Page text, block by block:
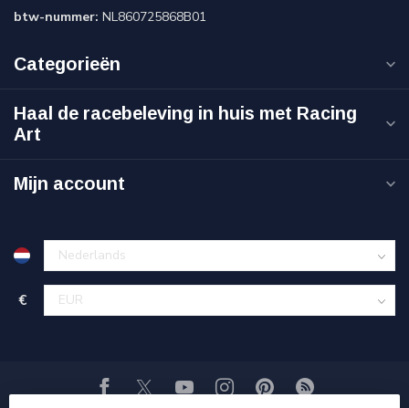
btw-nummer: NL860725868B01
Categorieën
Haal de racebeleving in huis met Racing
Art
Mijn account
€